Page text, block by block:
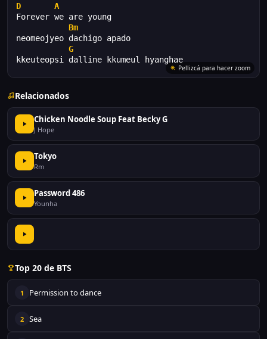
D
A
Forever we are young
Bm
neomeojyeo dachigo apado
G
kkeuteopsi dalline kkumeul hyanghae
Relacionados
Chicken Noodle Soup Feat Becky G
J Hope
Tokyo
Rm
Password 486
Younha
Top 20 de BTS
1 Permission to dance
2 Sea